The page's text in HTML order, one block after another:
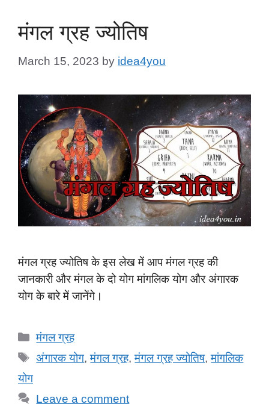
मंगल ग्रह ज्योतिष
March 15, 2023 by idea4you
मंगल ग्रह ज्योतिष के इस लेख में आप मंगल ग्रह की
जानकारी और मंगल के दो योग मांगलिक योग और अंगारक
योग के बारे में जानेंगे।
Categories
मंगल ग्रह
Tags
अंगारक योग,मंगल ग्रह,मंगल ग्रह ज्योतिष,मांगलिक
योग
Leave a comment